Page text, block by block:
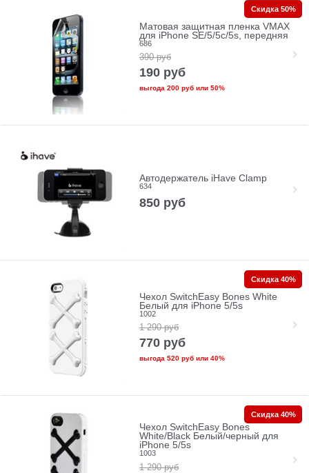
Матовая защитная пленка VMAX
для iPhone SE/5/5c/5s, передняя
686
390 руб
190 руб
выгода 200 рубили 50%
Скидка 50%
Автодержатель iHave Clamp
634
850 руб
Чехол SwitchEasy Bones White
Белый для iPhone 5/5s
1002
1 290 руб
770 руб
выгода 520 рубили 40%
Скидка 40%
Чехол SwitchEasy Bones
White/Black Белый/черный для
iPhone 5/5s
1003
1 290 руб
Скидка 40%